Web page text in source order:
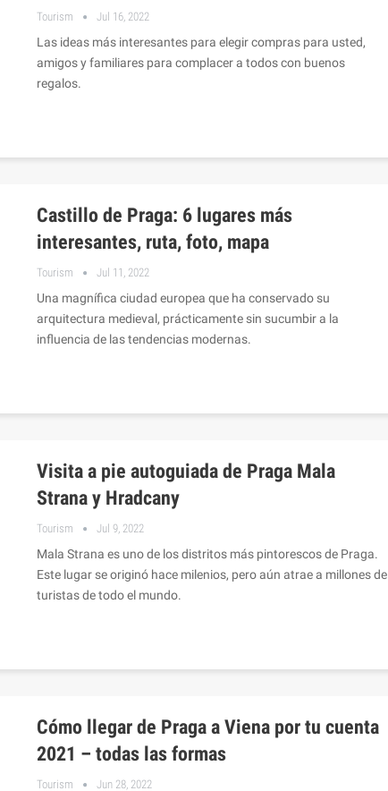
Tourism Jul 16, 2022
Las ideas más interesantes para elegir compras para usted,
amigos y familiares para complacer a todos con buenos
regalos.
Castillo de Praga: 6 lugares más
interesantes, ruta, foto, mapa
Tourism Jul 11, 2022
Una magnífica ciudad europea que ha conservado su
arquitectura medieval, prácticamente sin sucumbir a la
influencia de las tendencias modernas.
Visita a pie autoguiada de Praga Mala
Strana y Hradcany
Tourism Jul 9, 2022
Mala Strana es uno de los distritos más pintorescos de Praga.
Este lugar se originó hace milenios, pero aún atrae a millones de
turistas de todo el mundo.
Cómo llegar de Praga a Viena por tu cuenta
2021 – todas las formas
Tourism Jun 28, 2022